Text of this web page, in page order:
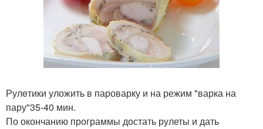
Рулeтики уложить в пароварку и на режим "варка на
пару"35-40 мин.
По окончанию программы достать рулеты и дать